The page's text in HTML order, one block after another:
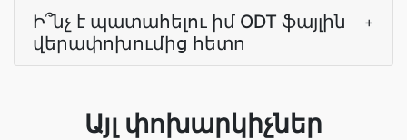
Ի՞նչ է պատահելու իմ ODT ֆայլին
վերափոխումից հետո
+
Այլ փոխարկիչներ